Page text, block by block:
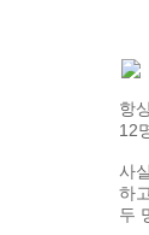
항
12
사
하
두